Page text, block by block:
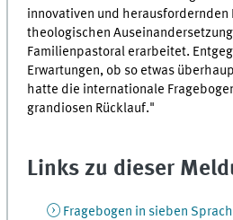
innovativen und herausfordernden
theologischen
Familienpastoral erarbeitet.
Erwartungen, ob so etwas
hatte die internationale
grandiosen Rücklauf."
Links zu dieser
Fragebogen in sieben